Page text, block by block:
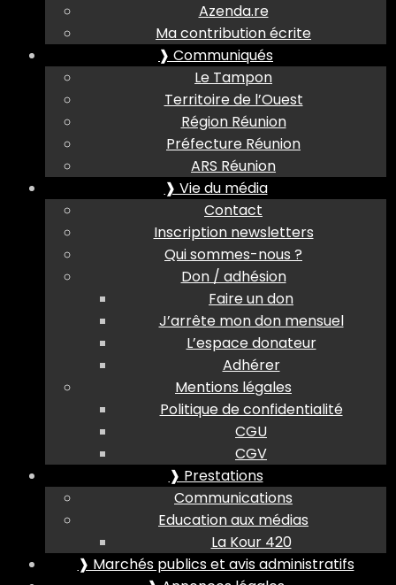
Azenda.re
Ma contribution écrite
❱ Communiqués
Le Tampon
Territoire de l’Ouest
Région Réunion
Préfecture Réunion
ARS Réunion
❱ Vie du média
Contact
Inscription newsletters
Qui sommes-nous ?
Don / adhésion
Faire un don
J’arrête mon don mensuel
L’espace donateur
Adhérer
Mentions légales
Politique de confidentialité
CGU
CGV
❱ Prestations
Communications
Education aux médias
La Kour 420
❱ Marchés publics et avis administratifs